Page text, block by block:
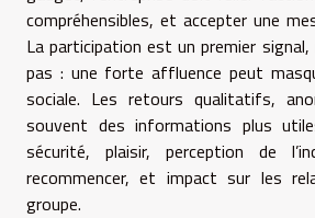
compréhensibles, et accepter une
La participation est un premier
pas : une forte affluence peut
sociale. Les retours qualitatifs,
souvent des informations plus
sécurité, plaisir, perception de
recommencer, et impact sur les
groupe.